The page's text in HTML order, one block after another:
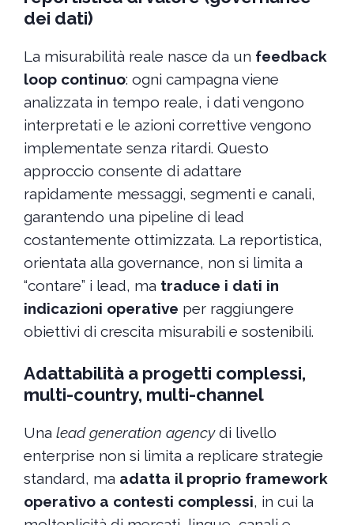
dei dati)
La misurabilità reale nasce da un feedback
loop continuo: ogni campagna viene
analizzata in tempo reale, i dati vengono
interpretati e le azioni correttive vengono
implementate senza ritardi. Questo
approccio consente di adattare
rapidamente messaggi, segmenti e canali,
garantendo una pipeline di lead
costantemente ottimizzata. La reportistica,
orientata alla governance, non si limita a
“contare” i lead, ma traduce i dati in
indicazioni operative per raggiungere
obiettivi di crescita misurabili e sostenibili.
Adattabilità a progetti complessi,
multi-country, multi-channel
Una lead generation agencydi livello
enterprise non si limita a replicare strategie
standard, ma adatta il proprio framework
operativo a contesti complessi, in cui la